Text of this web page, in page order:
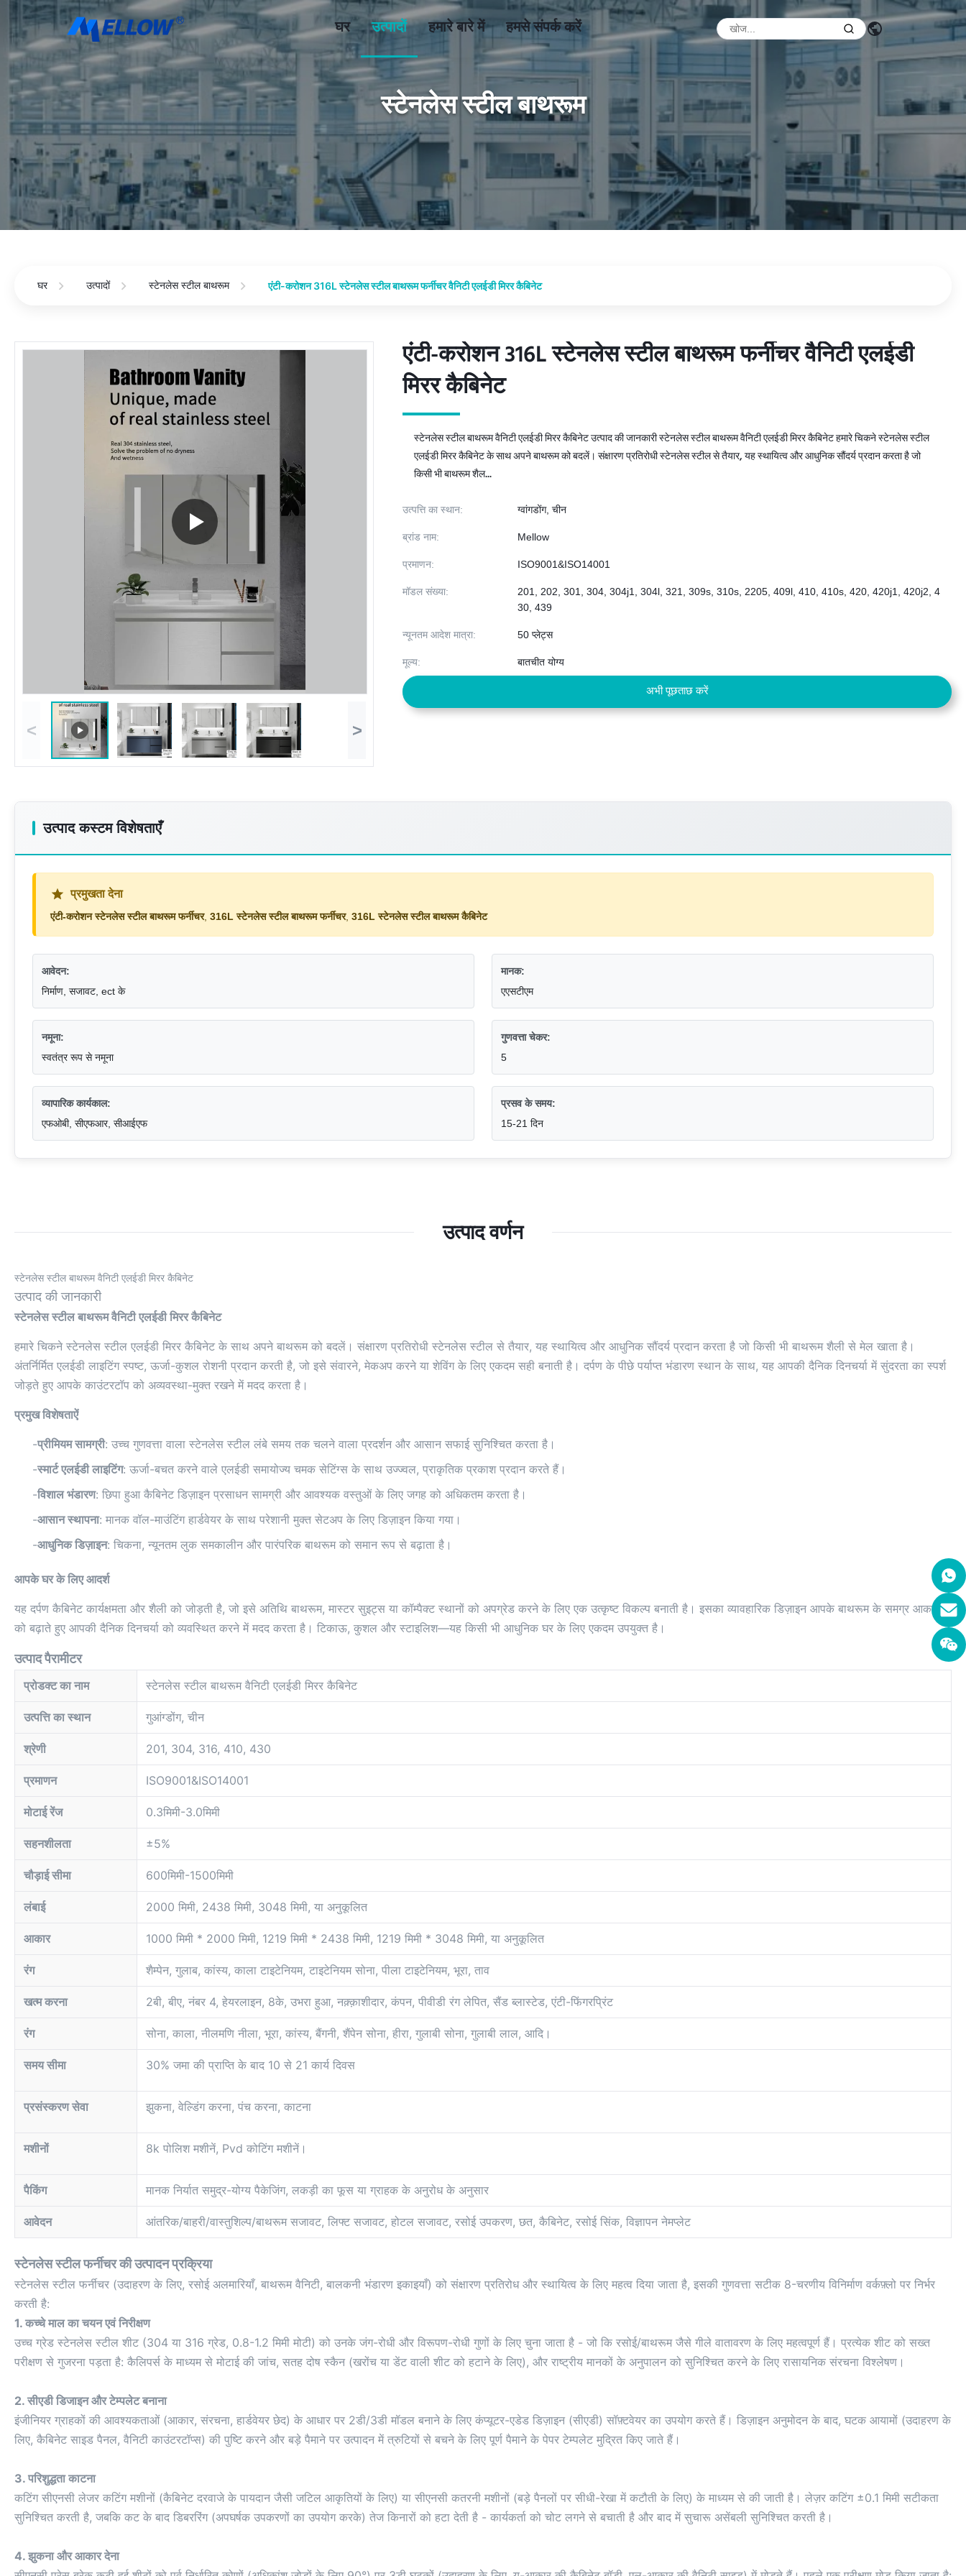
घर उत्पादों हमारे बारे में हमसे संपर्क करें
स्टेनलेस स्टील बाथरूम
घर उत्पादों स्टेनलेस स्टील बाथरूम एंटी-करोशन 316L स्टेनलेस स्टील बाथरूम फर्नीचर वैनिटी एलईडी मिरर कैबिनेट
< >
एंटी-करोशन 316L स्टेनलेस स्टील बाथरूम फर्नीचर वैनिटी एलईडी
मिरर कैबिनेट
एंटी-करोशन 316L स्टेनलेस स्टील बाथरूम फर्नीचर वैनिटी एलईडी
मिरर कैबिनेट
स्टेनलेस स्टील बाथरूम वैनिटी एलईडी मिरर कैबिनेट उत्पाद की जानकारी स्टेनलेस स्टील बाथरूम वैनिटी एलईडी मिरर कैबिनेट हमारे चिकने स्टेनलेस स्टील
एलईडी मिरर कैबिनेट के साथ अपने बाथरूम को बदलें। संक्षारण प्रतिरोधी स्टेनलेस स्टील से तैयार, यह स्थायित्व और आधुनिक सौंदर्य प्रदान करता है जो
किसी भी बाथरूम शैल...
उत्पत्ति का स्थान: ग्वांगडोंग, चीन
ब्रांड नाम: Mellow
प्रमाणन: ISO9001&ISO14001
मॉडल संख्या:
201, 202, 301, 304, 304j1, 304l, 321, 309s, 310s, 2205, 409l, 410, 410s, 420, 420j1, 420j2, 4
30, 439
न्यूनतम आदेश मात्रा: 50 प्लेट्स
मूल्य: बातचीत योग्य
अभी पूछताछ करें
उत्पाद कस्टम विशेषताएँ
प्रमुखता देना
एंटी-करोशन स्टेनलेस स्टील बाथरूम फर्नीचर, 316L स्टेनलेस स्टील बाथरूम फर्नीचर, 316L स्टेनलेस स्टील बाथरूम कैबिनेट
आवेदन:
निर्माण, सजावट, ect के
मानक:
एएसटीएम
नमूना:
स्वतंत्र रूप से नमूना
गुणवत्ता चेकर:
5
व्यापारिक कार्यकाल:
एफओबी, सीएफआर, सीआईएफ
प्रसव के समय:
15-21 दिन
उत्पाद वर्णन
स्टेनलेस स्टील बाथरूम वैनिटी एलईडी मिरर कैबिनेट
उत्पाद की जानकारी
स्टेनलेस स्टील बाथरूम वैनिटी एलईडी मिरर कैबिनेट
हमारे चिकने स्टेनलेस स्टील एलईडी मिरर कैबिनेट के साथ अपने बाथरूम को बदलें। संक्षारण प्रतिरोधी स्टेनलेस स्टील से तैयार, यह स्थायित्व और आधुनिक सौंदर्य प्रदान करता है जो किसी भी बाथरूम शैली से मेल खाता है।
अंतर्निर्मित एलईडी लाइटिंग स्पष्ट, ऊर्जा-कुशल रोशनी प्रदान करती है, जो इसे संवारने, मेकअप करने या शेविंग के लिए एकदम सही बनाती है। दर्पण के पीछे पर्याप्त भंडारण स्थान के साथ, यह आपकी दैनिक दिनचर्या में सुंदरता का स्पर्श
जोड़ते हुए आपके काउंटरटॉप को अव्यवस्था-मुक्त रखने में मदद करता है।
प्रमुख विशेषताऐं
-प्रीमियम सामग्री: उच्च गुणवत्ता वाला स्टेनलेस स्टील लंबे समय तक चलने वाला प्रदर्शन और आसान सफाई सुनिश्चित करता है।
-स्मार्ट एलईडी लाइटिंग: ऊर्जा-बचत करने वाले एलईडी समायोज्य चमक सेटिंग्स के साथ उज्ज्वल, प्राकृतिक प्रकाश प्रदान करते हैं।
-विशाल भंडारण: छिपा हुआ कैबिनेट डिज़ाइन प्रसाधन सामग्री और आवश्यक वस्तुओं के लिए जगह को अधिकतम करता है।
-आसान स्थापना: मानक वॉल-माउंटिंग हार्डवेयर के साथ परेशानी मुक्त सेटअप के लिए डिज़ाइन किया गया।
-आधुनिक डिज़ाइन: चिकना, न्यूनतम लुक समकालीन और पारंपरिक बाथरूम को समान रूप से बढ़ाता है।
आपके घर के लिए आदर्श
यह दर्पण कैबिनेट कार्यक्षमता और शैली को जोड़ती है, जो इसे अतिथि बाथरूम, मास्टर सुइट्स या कॉम्पैक्ट स्थानों को अपग्रेड करने के लिए एक उत्कृष्ट विकल्प बनाती है। इसका व्यावहारिक डिज़ाइन आपके बाथरूम के समग्र आकर्षण
को बढ़ाते हुए आपकी दैनिक दिनचर्या को व्यवस्थित करने में मदद करता है। टिकाऊ, कुशल और स्टाइलिश—यह किसी भी आधुनिक घर के लिए एकदम उपयुक्त है।
उत्पाद पैरामीटर
प्रोडक्ट का नाम स्टेनलेस स्टील बाथरूम वैनिटी एलईडी मिरर कैबिनेट
उत्पत्ति का स्थान गुआंग्डोंग, चीन
श्रेणी 201, 304, 316, 410, 430
प्रमाणन ISO9001&ISO14001
मोटाई रेंज 0.3मिमी-3.0मिमी
सहनशीलता ±5%
चौड़ाई सीमा 600मिमी-1500मिमी
लंबाई 2000 मिमी, 2438 मिमी, 3048 मिमी, या अनुकूलित
आकार 1000 मिमी * 2000 मिमी, 1219 मिमी * 2438 मिमी, 1219 मिमी * 3048 मिमी, या अनुकूलित
रंग शैम्पेन, गुलाब, कांस्य, काला टाइटेनियम, टाइटेनियम सोना, पीला टाइटेनियम, भूरा, ताव
खत्म करना 2बी, बीए, नंबर 4, हेयरलाइन, 8के, उभरा हुआ, नक़्क़ाशीदार, कंपन, पीवीडी रंग लेपित, सैंड ब्लास्टेड, एंटी-फिंगरप्रिंट
रंग सोना, काला, नीलमणि नीला, भूरा, कांस्य, बैंगनी, शैंपेन सोना, हीरा, गुलाबी सोना, गुलाबी लाल, आदि।
समय सीमा 30% जमा की प्राप्ति के बाद 10 से 21 कार्य दिवस
प्रसंस्करण सेवा झुकना, वेल्डिंग करना, पंच करना, काटना
मशीनों 8k पोलिश मशीनें, Pvd कोटिंग मशीनें।
पैकिंग मानक निर्यात समुद्र-योग्य पैकेजिंग, लकड़ी का फूस या ग्राहक के अनुरोध के अनुसार
आवेदन आंतरिक/बाहरी/वास्तुशिल्प/बाथरूम सजावट, लिफ्ट सजावट, होटल सजावट, रसोई उपकरण, छत, कैबिनेट, रसोई सिंक, विज्ञापन नेमप्लेट
स्टेनलेस स्टील फर्नीचर की उत्पादन प्रक्रिया
स्टेनलेस स्टील फर्नीचर (उदाहरण के लिए, रसोई अलमारियाँ, बाथरूम वैनिटी, बालकनी भंडारण इकाइयाँ) को संक्षारण प्रतिरोध और स्थायित्व के लिए महत्व दिया जाता है, इसकी गुणवत्ता सटीक 8-चरणीय विनिर्माण वर्कफ़्लो पर निर्भर
करती है:
1. कच्चे माल का चयन एवं निरीक्षण
उच्च ग्रेड स्टेनलेस स्टील शीट (304 या 316 ग्रेड, 0.8-1.2 मिमी मोटी) को उनके जंग-रोधी और विरूपण-रोधी गुणों के लिए चुना जाता है - जो कि रसोई/बाथरूम जैसे गीले वातावरण के लिए महत्वपूर्ण हैं। प्रत्येक शीट को सख्त
परीक्षण से गुजरना पड़ता है: कैलिपर्स के माध्यम से मोटाई की जांच, सतह दोष स्कैन (खरोंच या डेंट वाली शीट को हटाने के लिए), और राष्ट्रीय मानकों के अनुपालन को सुनिश्चित करने के लिए रासायनिक संरचना विश्लेषण।
2. सीएडी डिजाइन और टेम्पलेट बनाना
इंजीनियर ग्राहकों की आवश्यकताओं (आकार, संरचना, हार्डवेयर छेद) के आधार पर 2डी/3डी मॉडल बनाने के लिए कंप्यूटर-एडेड डिज़ाइन (सीएडी) सॉफ़्टवेयर का उपयोग करते हैं। डिज़ाइन अनुमोदन के बाद, घटक आयामों (उदाहरण के
लिए, कैबिनेट साइड पैनल, वैनिटी काउंटरटॉप्स) की पुष्टि करने और बड़े पैमाने पर उत्पादन में त्रुटियों से बचने के लिए पूर्ण पैमाने के पेपर टेम्पलेट मुद्रित किए जाते हैं।
3. परिशुद्धता काटना
कटिंग सीएनसी लेजर कटिंग मशीनों (कैबिनेट दरवाजे के पायदान जैसी जटिल आकृतियों के लिए) या सीएनसी कतरनी मशीनों (बड़े पैनलों पर सीधी-रेखा में कटौती के लिए) के माध्यम से की जाती है। लेज़र कटिंग ±0.1 मिमी सटीकता
सुनिश्चित करती है, जबकि कट के बाद डिबररिंग (अपघर्षक उपकरणों का उपयोग करके) तेज किनारों को हटा देती है - कार्यकर्ता को चोट लगने से बचाती है और बाद में सुचारू असेंबली सुनिश्चित करती है।
4. झुकना और आकार देना